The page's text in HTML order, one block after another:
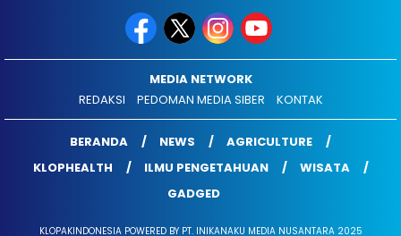
MEDIA NETWORK
REDAKSI
PEDOMAN MEDIA SIBER KONTAK
BERANDA NEWS
AGRICULTURE
KLOPHEALTH
ILMU PENGETAHUAN
WISATA
GADGED
KLOPAKINDONESIA POWERED BY PT. INIKANAKU MEDIA NUSANTARA 2025